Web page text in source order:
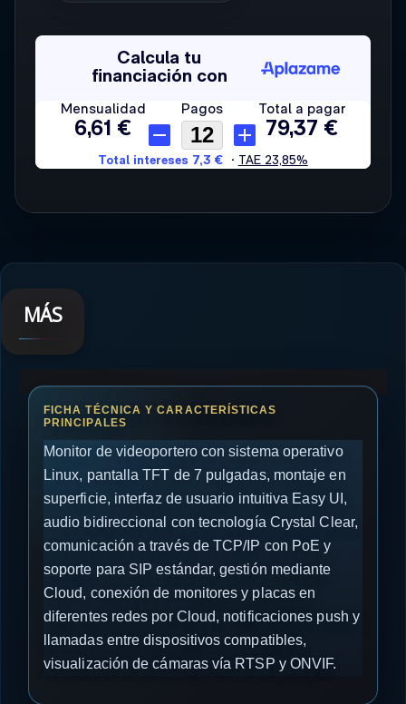
MÁS
Monitor de videoportero con sistema operativo
Linux, pantalla TFT de 7 pulgadas, montaje en
superficie, interfaz de usuario intuitiva Easy UI,
audio bidireccional con tecnología Crystal Clear,
comunicación a través de TCP/IP con PoE y
soporte para SIP estándar, gestión mediante
Cloud, conexión de monitores y placas en
diferentes redes por Cloud, notificaciones push y
llamadas entre dispositivos compatibles,
visualización de cámaras vía RTSP y ONVIF.